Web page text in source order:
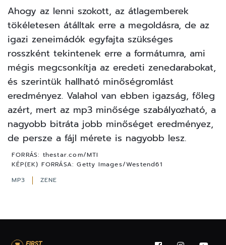
Ahogy az lenni szokott, az átlagemberek
tökéletesen átálltak erre a megoldásra, de az
igazi zeneimádók egyfajta szükséges
rosszként tekintenek erre a formátumra, ami
mégis megcsonkítja az eredeti zenedarabokat,
és szerintük hallható minőségromlást
eredményez. Valahol van ebben igazság, főleg
azért, mert az mp3 minősége szabályozható, a
nagyobb bitráta jobb minőséget eredményez,
de persze a fájl mérete is nagyobb lesz.
FORRÁS: thestar.com/MTI
KÉP(EK) FORRÁSA: Getty Images/Westend61
MP3
ZENE